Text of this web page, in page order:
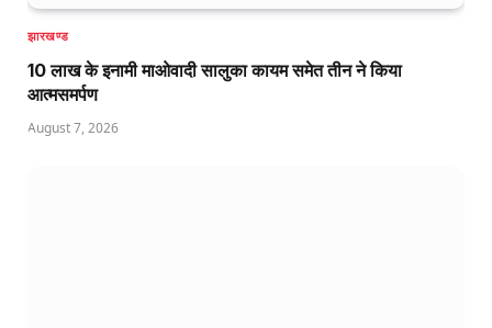
झारखण्ड
10 लाख के इनामी माओवादी सालुका कायम समेत तीन ने किया
आत्मसमर्पण
August 7, 2026